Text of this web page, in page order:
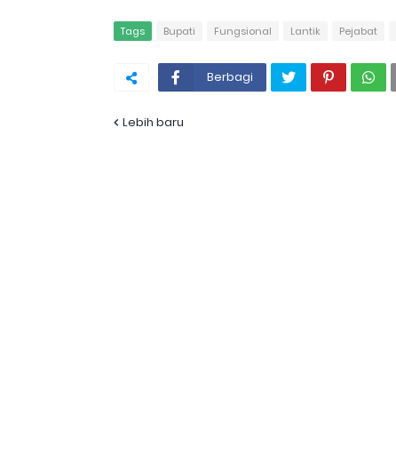
Tags Bupati Fungsional Lantik Pejabat
Berbagi
Lebih baru